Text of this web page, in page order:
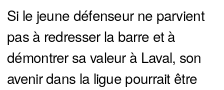
Si le jeune défenseur ne parvient
pas à redresser la barre et à
démontrer sa valeur à Laval, son
avenir dans la ligue pourrait être